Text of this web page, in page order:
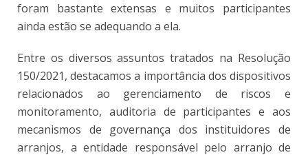
foram bastante extensas e muitos participantes
ainda estão se adequando a ela.
Entre os diversos assuntos tratados na Resolução
150/2021, destacamos a importância dos dispositivos
relacionados ao gerenciamento de riscos e
monitoramento, auditoria de participantes e aos
mecanismos de governança dos instituidores de
arranjos, a entidade responsável pelo arranjo de